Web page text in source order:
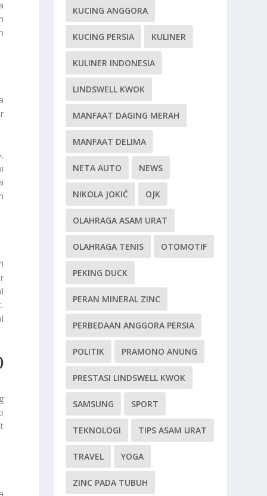
KUCING ANGGORA
KUCING PERSIA KULINER
KULINER INDONESIA
LINDSWELL KWOK
MANFAAT DAGING MERAH
MANFAAT DELIMA
NETA AUTO NEWS
NIKOLA JOKIĆ OJK
OLAHRAGA ASAM URAT
OLAHRAGA TENIS OTOMOTIF
PEKING DUCK
PERAN MINERAL ZINC
PERBEDAAN ANGGORA PERSIA
POLITIK PRAMONO ANUNG
PRESTASI LINDSWELL KWOK
SAMSUNG SPORT
TEKNOLOGI TIPS ASAM URAT
TRAVEL YOGA
ZINC PADA TUBUH